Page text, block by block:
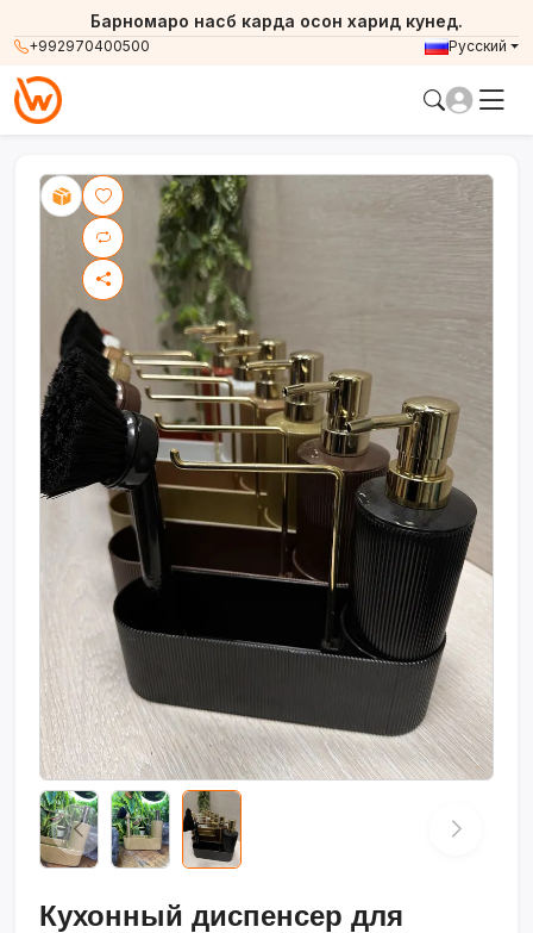
+992970400500
Барномаро насб карда осон харид кунед.
Русский
Кухонный диспенсер для